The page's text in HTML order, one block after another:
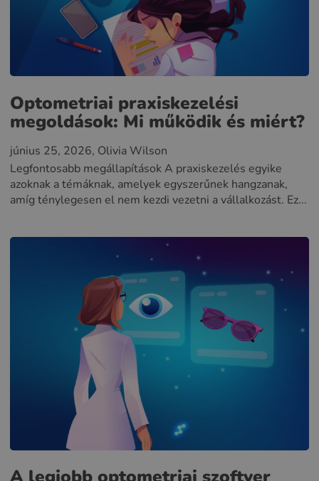
Optometriai praxiskezelési
megoldások: Mi működik és miért?
június 25, 2026, Olivia Wilson
Legfontosabb megállapítások A praxiskezelés egyike
azoknak a témáknak, amelyek egyszerűnek hangzanak,
amíg ténylegesen el nem kezdi vezetni a vállalkozást. Ez...